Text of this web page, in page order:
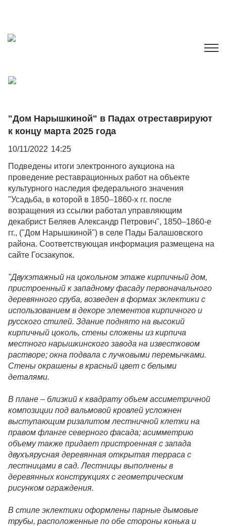
"Дом Нарышкиной" в Падах отреставрируют
к концу марта 2025 года
10/11/2022 14:25
Подведены итоги электронного аукциона на
проведение реставрационных работ на объекте
культурного наследия федерального значения
"Усадьба, в которой в 1850–1860-х гг. после
возращения из ссылки работал управляющим
декабрист Беляев Александр Петрович", 1850–1860-е
гг., ("Дом Нарышкиной") в селе Пады Балашовского
района. Соответствующая информация размещена на
сайте Госзакупок.
"Двухэтажный на цокольном этаже кирпичный дом,
пристроенный к западному фасаду первоначального
деревянного сруба, возведен в формах эклектики с
использованием в декоре элементов кирпичного и
русского стилей. Здание поднято на высокий
кирпичный цоколь, стены сложены из кирпича
местного нарышкинского завода на известковом
растворе; окна подвала с лучковыми перемычками.
Стены окрашены в красный цвет с белыми
деталями.
В плане – близкий к квадрату объем ассиметричной
композиции под вальмовой кровлей усложнен
выступающим ризалитом лестничной клетки на
правом фланге северного фасада; асимметрию
объему также придает пристроенная с запада
двухъярусная деревянная открытая терраса с
лестницами в сад. Лестницы выполнены в
деревянных конструкциях с геометрическим
рисунком ограждения.
В стиле эклектики оформлены парные дымовые
трубы, расположенные по обе стороны конька и